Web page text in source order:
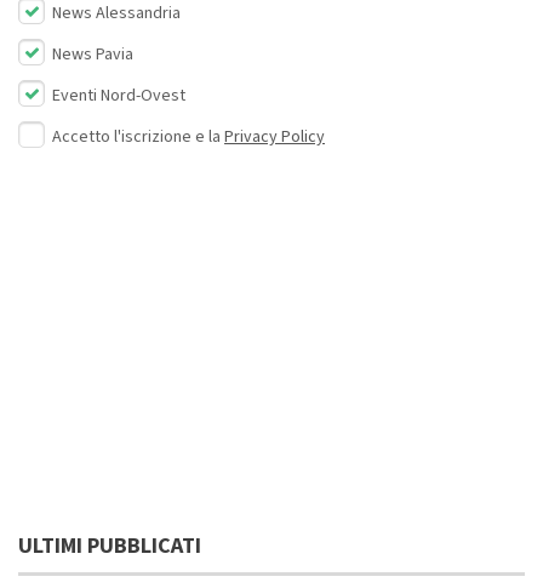
News Alessandria
News Pavia
Eventi Nord-Ovest
Accetto l'iscrizione e la Privacy Policy
ULTIMI PUBBLICATI